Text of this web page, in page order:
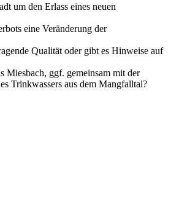
um den Erlass eines neuen
eine Veränderung der
Qualität oder gibt es Hinweise auf
Miesbach, ggf. gemeinsam mit der
Trinkwassers aus dem Mangfalltal?